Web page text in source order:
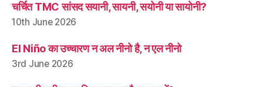
चर्चित TMC सांसद सयानी, सायनी, सयोनी या सायोनी?
10th June 2026
El Niño का उच्चारण न अल नीनो है, न एल नीनो
3rd June 2026